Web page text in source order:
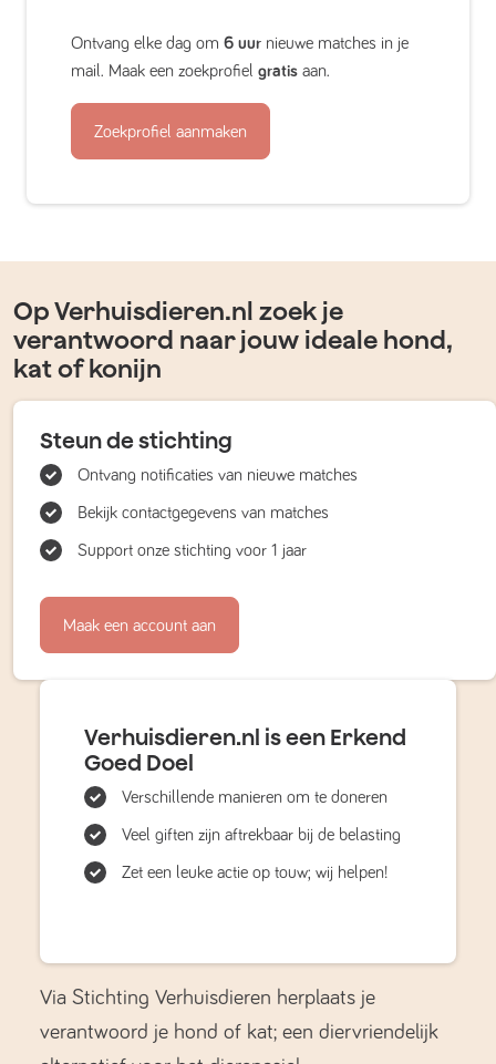
Ontvang elke dag om 6 uur nieuwe matches in je
mail. Maak een zoekprofiel gratis aan.
Zoekprofiel aanmaken
Op Verhuisdieren.nl zoek je
verantwoord naar jouw ideale hond,
kat of konijn
Steun de stichting
Ontvang notificaties van nieuwe matches
Bekijk contactgegevens van matches
Support onze stichting voor 1 jaar
Maak een account aan
Verhuisdieren.nl is een Erkend
Goed Doel
Verschillende manieren om te doneren
Veel giften zijn aftrekbaar bij de belasting
Zet een leuke actie op touw; wij helpen!
Via Stichting Verhuisdieren herplaats je
verantwoord je hond of kat; een diervriendelijk